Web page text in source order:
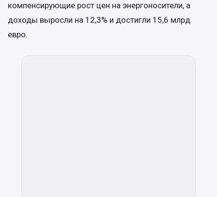
компенсирующие рост цен на энергоносители, а
доходы выросли на 12,3% и достигли 15,6 млрд
евро.